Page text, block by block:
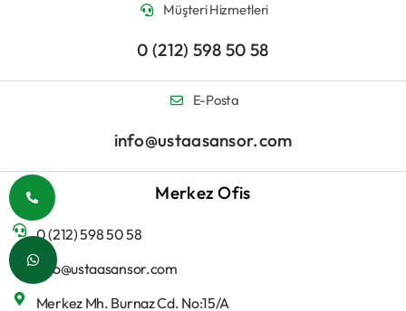
Müşteri Hizmetleri
0 (212) 598 50 58
E-Posta
info@ustaasansor.com
Merkez Ofis
0 (212) 598 50 58
info@ustaasansor.com
Merkez Mh. Burnaz Cd. No:15/A